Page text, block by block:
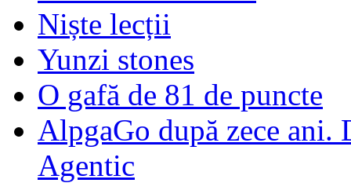
Niște lecții
Yunzi stones
O gafă de 81 de puncte
AlpgaGo după zece ani.
Agentic